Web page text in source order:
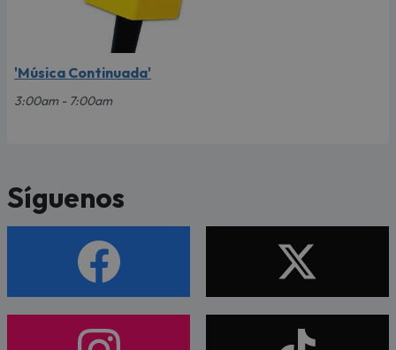
'Música Continuada'
3:00am - 7:00am
Síguenos